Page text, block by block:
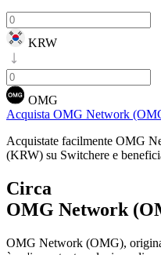
KRW
OMG
Acquista OMG Network
Acquistate facilmente OMG
(KRW) su Switchere e
Circa
OMG Network
OMG Network (OMG),